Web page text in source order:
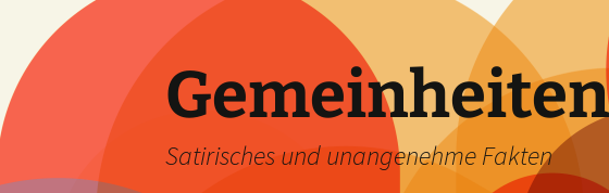
Inhalt
springen
Satirisches und unangenehme Fakten